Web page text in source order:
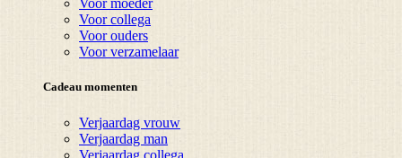
Voor moeder
Voor collega
Voor ouders
Voor verzamelaar
Cadeau momenten
Verjaardag vrouw
Verjaardag man
Verjaardag collega